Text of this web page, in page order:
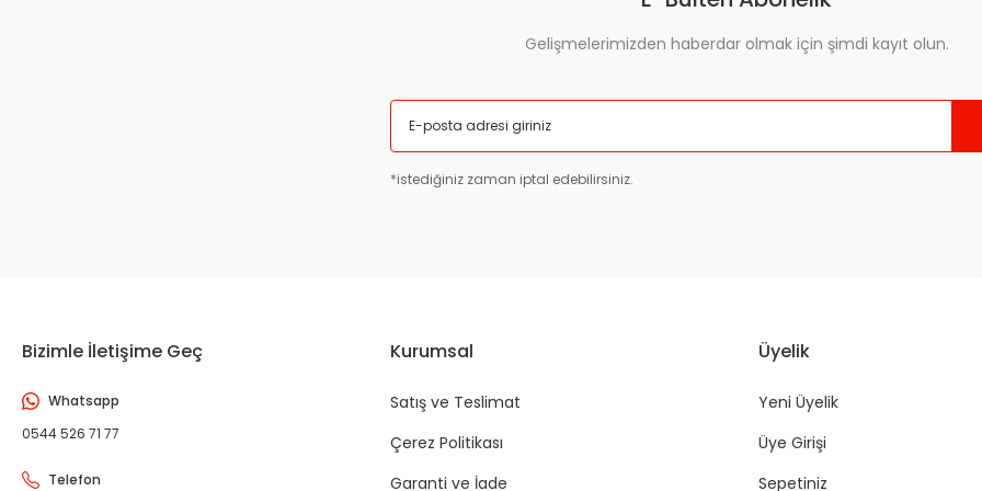
Gelişmelerimizden haberdar olmak için şimdi kayıt olun.
*istediğiniz zaman iptal edebilirsiniz.
Bizimle İletişime Geç
Whatsapp
0544 526 71 77
Telefon
Kurumsal
Satış ve Teslimat
Çerez Politikası
Garanti ve İade
Üyelik
Yeni Üyelik
Üye Girişi
Sepetiniz